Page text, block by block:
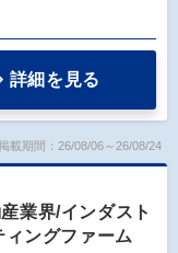
詳細を見る
載期間：26/08/06～26/08/24
業界/インダスト
ングファーム